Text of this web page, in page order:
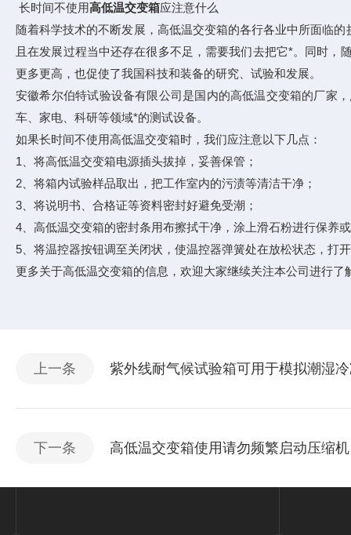
长时间不使用高低温交变箱应注意什么
随着科学技术的不断发展，高低温交变箱的各行各业中所面临
且在发展过程当中还存在很多不足，需要我们去把它*。同时
更多更高，也促使了我国科技和装备的研究、试验和发展。
安徽希尔伯特试验设备有限公司是国内的高低温交变箱的厂家
车、家电、科研等领域*的测试设备。
如果长时间不使用高低温交变箱时，我们应注意以下几点：
1、将高低温交变箱电源插头拔掉，妥善保管；
2、将箱内试验样品取出，把工作室内的污渍等清洁干净；
3、将说明书、合格证等资料密封好避免受潮；
4、高低温交变箱的密封条用布擦拭干净，涂上滑石粉进行保养
5、将温控器按钮调至关闭状，使温控器弹簧处在放松状态，
更多关于高低温交变箱的信息，欢迎大家继续关注本公司进行了
上一条 紫外线耐气候试验箱可用于模拟潮湿
下一条 高低温交变箱使用请勿频繁启动压缩机